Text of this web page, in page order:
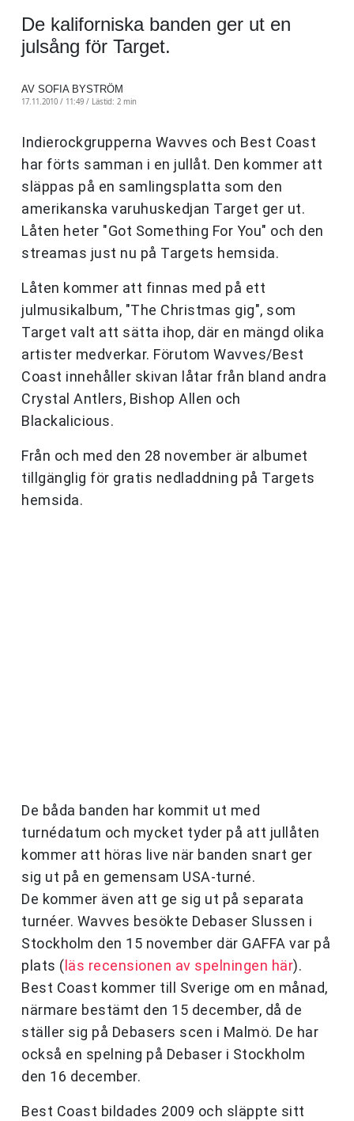
De kaliforniska banden ger ut en
julsång för Target.
AV SOFIA BYSTRÖM
17.11.2010 / 11:49 / Lästid: 2 min
Indierockgrupperna Wavves och Best Coast
har förts samman i en jullåt. Den kommer att
släppas på en samlingsplatta som den
amerikanska varuhuskedjan Target ger ut.
Låten heter "Got Something For You" och den
streamas just nu på Targets hemsida.
Låten kommer att finnas med på ett
julmusikalbum, "The Christmas gig", som
Target valt att sätta ihop, där en mängd olika
artister medverkar. Förutom Wavves/Best
Coast innehåller skivan låtar från bland andra
Crystal Antlers, Bishop Allen och
Blackalicious.
Från och med den 28 november är albumet
tillgänglig för gratis nedladdning på Targets
hemsida.
De båda banden har kommit ut med
turnédatum och mycket tyder på att jullåten
kommer att höras live när banden snart ger
sig ut på en gemensam USA-turné.
De kommer även att ge sig ut på separata
turnéer. Wavves besökte Debaser Slussen i
Stockholm den 15 november där GAFFA var på
plats ( läs recensionen av spelningen här).
Best Coast kommer till Sverige om en månad,
närmare bestämt den 15 december, då de
ställer sig på Debasers scen i Malmö. De har
också en spelning på Debaser i Stockholm
den 16 december.
Best Coast bildades 2009 och släppte sitt